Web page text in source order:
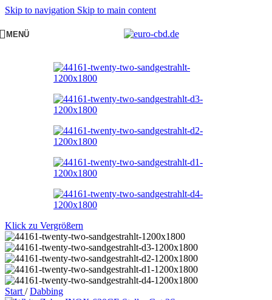
Skip to navigation Skip to main content
MENÜ
Klick zu Vergrößern
Start / Dabbing